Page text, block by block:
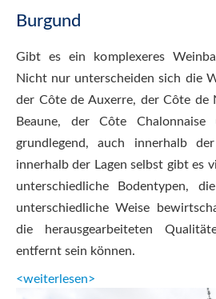
Burgund
Gibt es ein komplexeres
Nicht nur unterscheiden sich die
der Côte de Auxerre, der Côte de
Beaune, der Côte
grundlegend, auch innerhalb
innerhalb der Lagen selbst gibt es
unterschiedliche Bodentypen,
unterschiedliche Weise
die herausgearbeiteten
entfernt sein können.
<weiterlesen>